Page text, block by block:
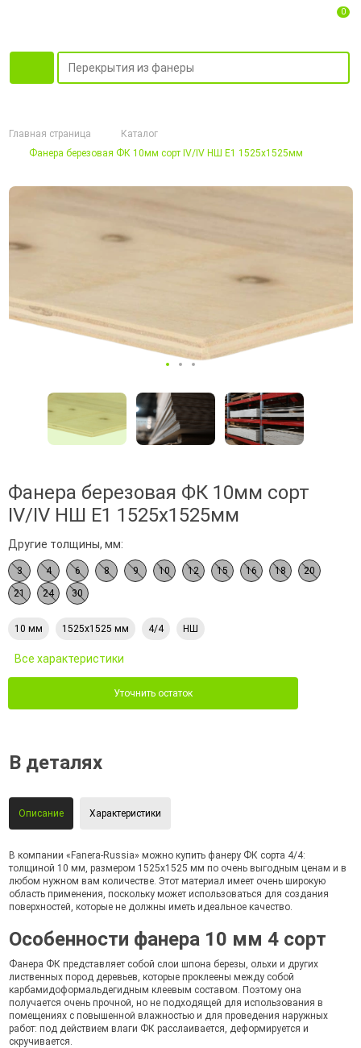
0
Главная страница
Каталог
Фанера березовая ФК 10мм сорт IV/IV НШ Е1 1525х1525мм
Фанера березовая ФК 10мм сорт
IV/IV НШ Е1 1525х1525мм
Другие толщины, мм:
3 4 6 8 9 10 12 15 16 18
20
21
24 30
10 мм 1525х1525 мм 4/4 НШ
Все характеристики
Уточнить остаток
В деталях
Описание Характеристики
В компании «Fanera-Russia» можно купить фанеру ФК сорта 4/4:
толщиной 10 мм, размером 1525х1525 мм по очень выгодным ценам и в
любом нужном вам количестве. Этот материал имеет очень широкую
область применения, поскольку может использоваться для создания
поверхностей, которые не должны иметь идеальное качество.
Особенности фанера 10 мм 4 сорт
Фанера ФК представляет собой слои шпона березы, ольхи и других
лиственных пород деревьев, которые проклеены между собой
карбамидоформальдегидным клеевым составом. Поэтому она
получается очень прочной, но не подходящей для использования в
помещениях с повышенной влажностью и для проведения наружных
работ: под действием влаги ФК расслаивается, деформируется и
скручивается.